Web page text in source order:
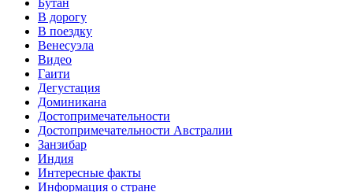
Бутан
В дорогу
В поездку
Венесуэла
Видео
Гаити
Дегустация
Доминикана
Достопримечательности
Достопримечательности Австралии
Занзибар
Индия
Интересные факты
Информация о стране